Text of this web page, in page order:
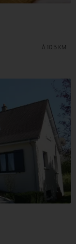
À 10.5 KM